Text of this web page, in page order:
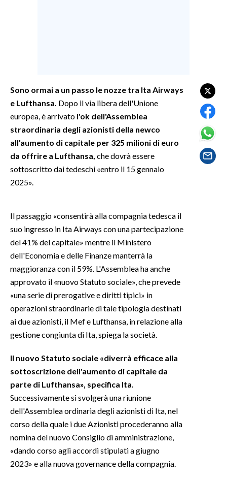
GOSSIP
SALUTE
#CARAUNIONE
3 MINUTI CON
INSULARITÀ
INFO AZIENDE
ABBONATI
ANNUNCI
PUBBLICITÀ
SPIAGGE
STORE
Sono ormai a un passo le nozze tra Ita Airways
e Lufthansa. Dopo il via libera dell'Unione
europea, è arrivato l'ok dell'Assemblea
straordinaria degli azionisti della newco
all'aumento di capitale per 325 milioni di euro
da offrire a Lufthansa, che dovrà essere
sottoscritto dai tedeschi «entro il 15 gennaio
2025».
Il passaggio «consentirà alla compagnia tedesca il
suo ingresso in Ita Airways con una partecipazione
del 41% del capitale» mentre il Ministero
dell'Economia e delle Finanze manterrà la
maggioranza con il 59%. L'Assemblea ha anche
approvato il «nuovo Statuto sociale», che prevede
«una serie di prerogative e diritti tipici» in
operazioni straordinarie di tale tipologia destinati
ai due azionisti, il Mef e Lufthansa, in relazione alla
gestione congiunta di Ita, spiega la società.
Il nuovo Statuto sociale «diverrà efficace alla
sottoscrizione dell'aumento di capitale da
parte di Lufthansa», specifica Ita.
Successivamente si svolgerà una riunione
dell'Assemblea ordinaria degli azionisti di Ita, nel
corso della quale i due Azionisti procederanno alla
nomina del nuovo Consiglio di amministrazione,
«dando corso agli accordi stipulati a giugno
2023» e alla nuova governance della compagnia.